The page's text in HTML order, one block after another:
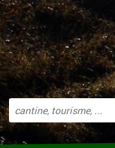
Effectuer
une
recherche